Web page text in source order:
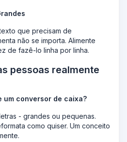
que precisam de
não se importa. Alimente
de fazê-lo linha por linha.
pessoas realmente
um conversor de caixa?
- grandes ou pequenas.
como quiser. Um conceito